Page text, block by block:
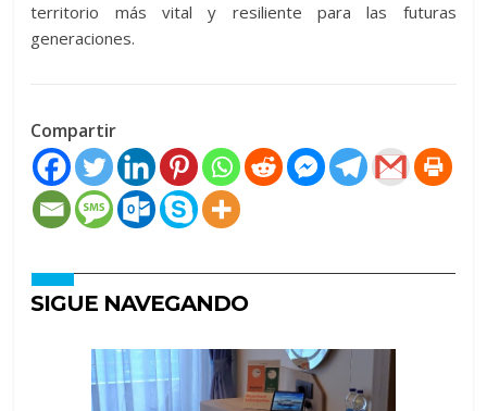
territorio más vital y resiliente para las futuras
generaciones.
Compartir
SIGUE NAVEGANDO